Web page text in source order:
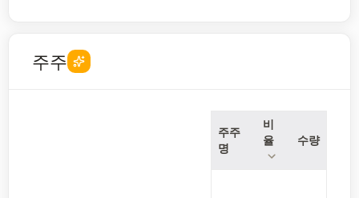
주주
주주
명
비
율
수량